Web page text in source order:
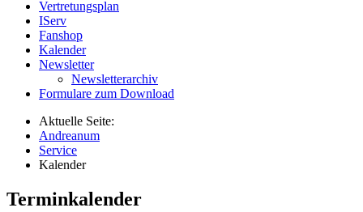
Vertretungsplan
IServ
Fanshop
Kalender
Newsletter
Newsletterarchiv
Formulare zum Download
Aktuelle Seite:
Andreanum
Service
Kalender
Terminkalender